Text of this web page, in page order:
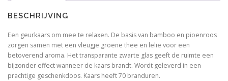
aantal
BESCHRIJVING
Een geurkaars om mee te relaxen. De basis van bamboo en pioenroos
zorgen samen met een vleugje groene thee en lelie voor een
betoverend aroma. Het transparante zwarte glas geeft de ruimte een
bijzonder effect wanneer de kaars brandt. Wordt geleverd in een
prachtige geschenkdoos. Kaars heeft 70 branduren.